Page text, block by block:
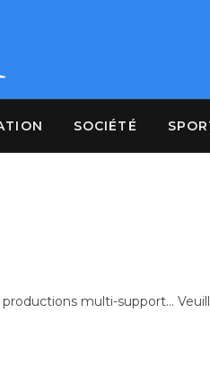
SOCIÉTÉ
multi-support…